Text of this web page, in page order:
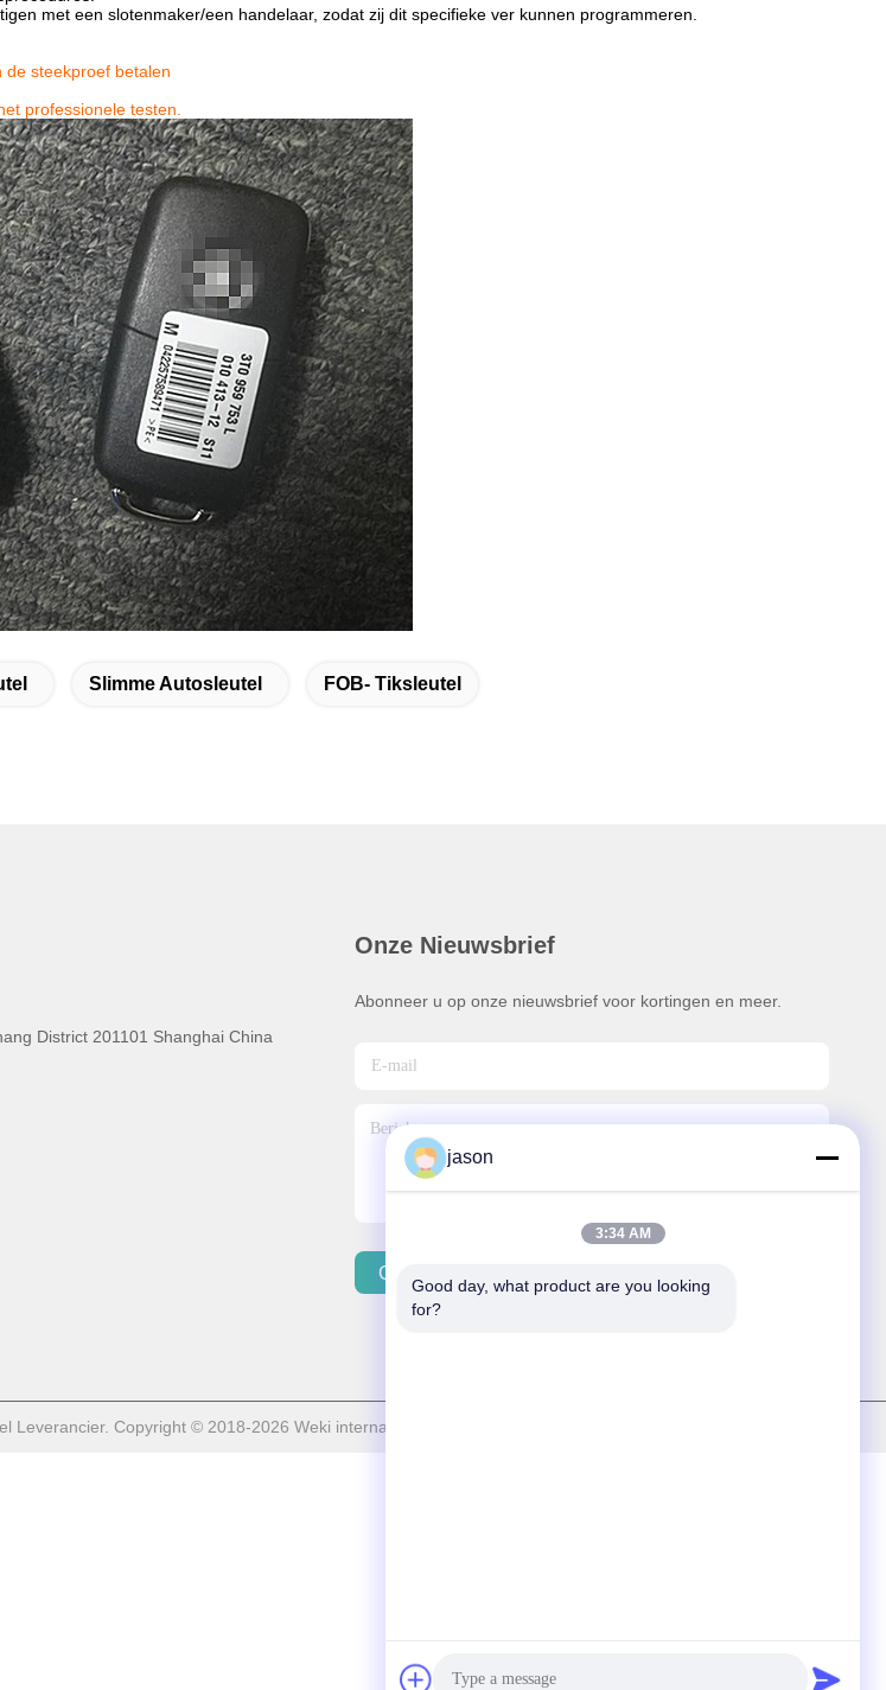
met een slotenmaker/een handelaar, zodat zij dit specifieke ver kunnen programmeren.
de steekproef betalen
professionele testen.
Slimme Autosleutel FOB- Tiksleutel
District 201101 Shanghai China
Onze Nieuwsbrief
Abonneer u op onze nieuwsbrief voor kortingen en meer.
Contacteer Ons
Leverancier. Copyright © 2018-2026 Weki international trade co.,ltd . Alle rechten voorbehouden.
jason
3:34 AM
Good day, what product are you looking
for?